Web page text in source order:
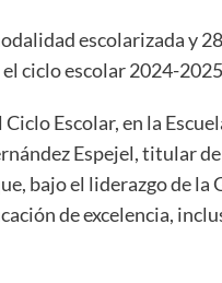
escolarizada y
ciclo escolar 2024-
Escolar, en la
Espejel, titular
bajo el liderazgo de
de excelencia,